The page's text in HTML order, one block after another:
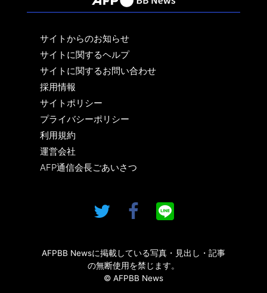
サイトからのお知らせ
サイトに関するヘルプ
サイトに関するお問い合わせ
採用情報
サイトポリシー
プライバシーポリシー
利用規約
運営会社
AFP通信会長ごあいさつ
AFPBB Newsに掲載している写真・見出し・記事
の無断使用を禁じます。
© AFPBB News